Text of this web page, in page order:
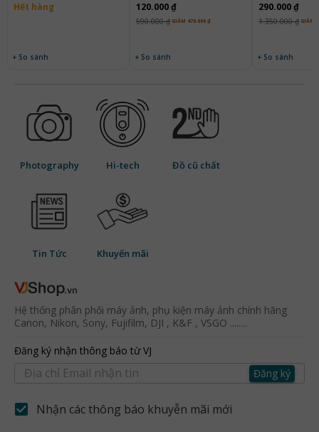
Hết hàng
+ So sánh
120.000 ₫
590.000 ₫ GIẢM 470.000 ₫
+ So sánh
290.000 ₫
1.350.000 ₫ GIẢM
+ So sánh
Photography Hi-tech Đồ cũ chất
Tin Tức Khuyến mãi
Hệ thống phân phối máy ảnh, phụ kiện máy ảnh chính hãng
Canon, Nikon, Sony, Fujifilm, DJI , K&F , VSGO ........
Đăng ký nhận thông báo từ VJ
Đăng ký
Nhận các thông báo khuyễn mãi mới